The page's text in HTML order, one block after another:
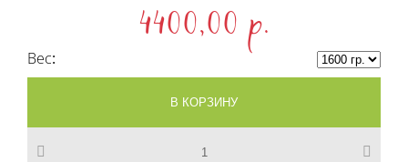
4400,00 p.
Вес